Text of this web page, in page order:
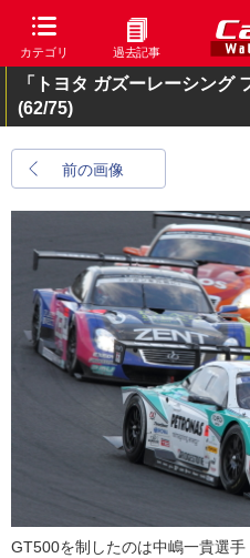
カテゴリ 過去記事
「トヨタ ガズーレーシング
(62/75)
前の画像
GT500を制したのは中嶋一貴選手